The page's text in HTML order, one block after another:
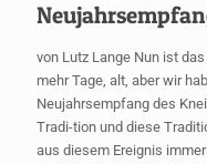
von Lutz Lange Nun ist
mehr Tage, alt, aber wir
Neujahrsempfang des
Tradi-tion und diese
aus diesem Ereignis